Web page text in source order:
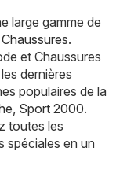
large gamme de
.
et Chaussures
dernières
populaires de la
, Sport 2000.
toutes les
spéciales en un